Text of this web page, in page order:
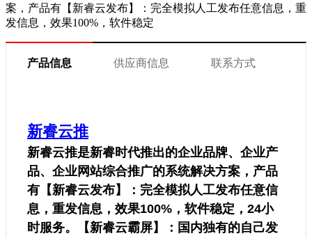
案，产品有【新睿云发布】：完全模拟人工发布任意信息，重
发信息，效果100%，软件稳定
产品信息 供应商信息 联系方式
新睿云推
新睿云推是新睿时代推出的企业品牌、企业产
品、企业网站综合推广的系统解决方案，产品
有【新睿云发布】：完全模拟人工发布任意信
息，重发信息，效果100%，软件稳定，24小
时服务。【新睿云霸屏】：国内独有的自己发